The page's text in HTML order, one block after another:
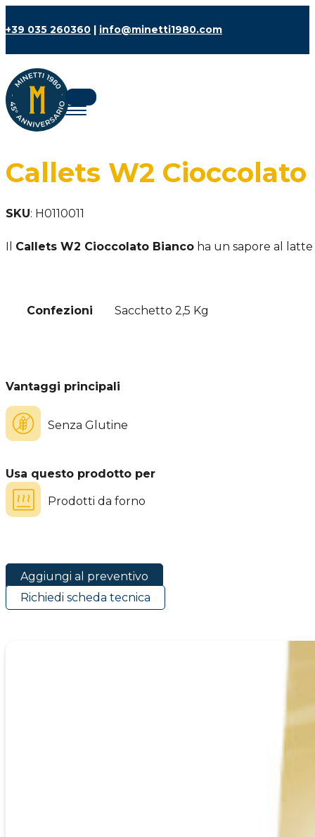
+39 035 260360 | info@minetti1980.com
Callets W2
SKU: H0110011
Il Callets W2 Cioccolato Bianco ha un sapore al
Confezioni Sacchetto 2,5 Kg
Vantaggi principali
Senza Glutine
Usa questo prodotto per
Prodotti da forno
Aggiungi al preventivo
Richiedi scheda tecnica